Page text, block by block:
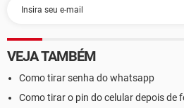
VEJA TAMBÉM
Como tirar senha do whatsapp
Como tirar o pin do celular depois de